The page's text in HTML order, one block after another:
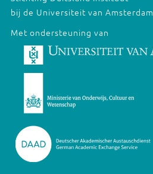
bij de Universiteit van Amsterdam
Met ondersteuning van